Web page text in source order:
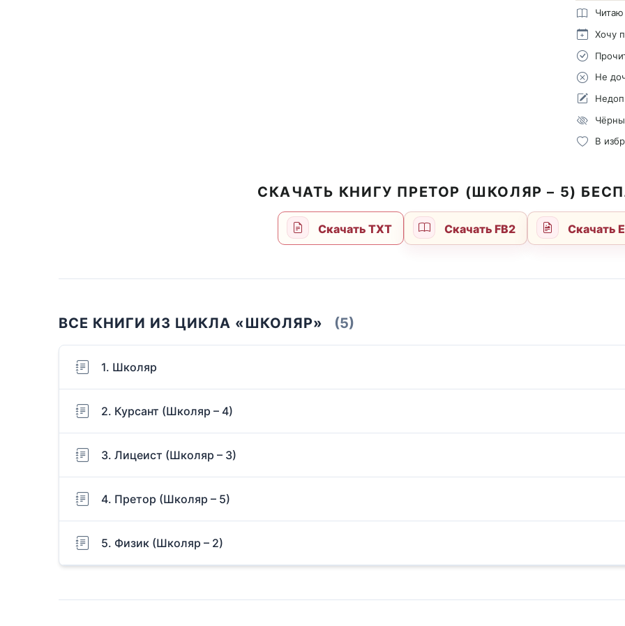
Читаю
Хочу
Не
В
СКАЧАТЬ КНИГУ ПРЕТОР (ШКОЛЯР – 5)
Скачать TXT Скачать FB2 Скачать
ВСЕ КНИГИ ИЗ ЦИКЛА «ШКОЛЯР» (5)
1. Школяр
2. Курсант (Школяр – 4)
3. Лицеист (Школяр – 3)
4. Претор (Школяр – 5)
5. Физик (Школяр – 2)